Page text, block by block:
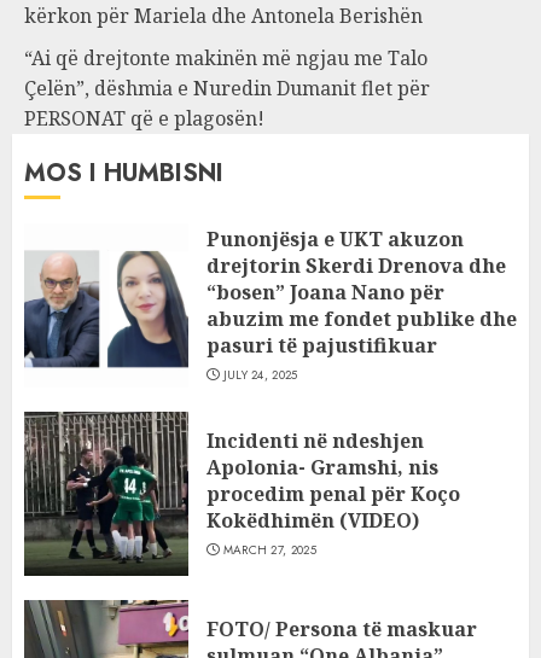
kërkon për Mariela dhe Antonela Berishën
“Ai që drejtonte makinën më ngjau me Talo
Çelën”, dëshmia e Nuredin Dumanit flet për
PERSONAT që e plagosën!
MOS I HUMBISNI
Punonjësja e UKT akuzon
drejtorin Skerdi Drenova dhe
“bosen” Joana Nano për
abuzim me fondet publike dhe
pasuri të pajustifikuar
JULY 24, 2025
Incidenti në ndeshjen
Apolonia- Gramshi, nis
procedim penal për Koço
Kokëdhimën (VIDEO)
MARCH 27, 2025
FOTO/ Persona të maskuar